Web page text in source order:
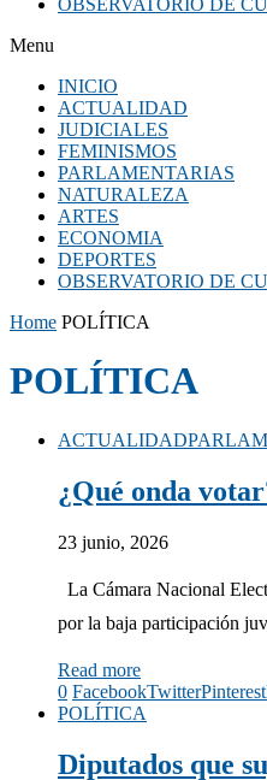
OBSERVATORIO DE
Menu
INICIO
ACTUALIDAD
JUDICIALES
FEMINISMOS
PARLAMENTARIAS
NATURALEZA
ARTES
ECONOMIA
DEPORTES
OBSERVATORIO DE
Home POLÍTICA
POLÍTICA
ACTUALIDAD
¿Qué onda
23 junio, 2026
La Cámara Nacional
por la baja participación
Read more
0 FacebookTwitterPinterest
POLÍTICA
Diputados que